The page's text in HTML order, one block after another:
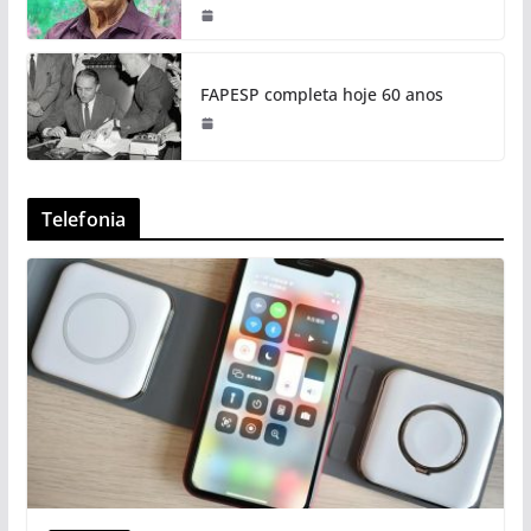
FAPESP completa hoje 60 anos
Telefonia